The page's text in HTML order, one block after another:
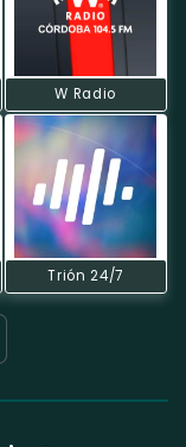
W Radio
Trión 24/7